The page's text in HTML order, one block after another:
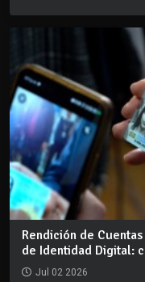
Rendición de
de Identidad Digital:
Jul 02 2026